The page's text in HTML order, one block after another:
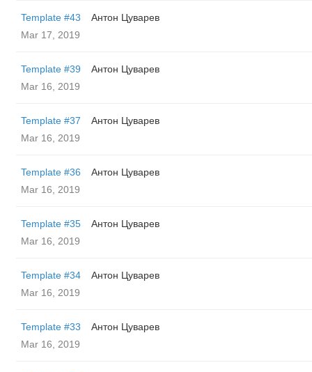
Template #43
Антон Цуварев
Mar 17, 2019
Template #39
Антон Цуварев
Mar 16, 2019
Template #37
Антон Цуварев
Mar 16, 2019
Template #36
Антон Цуварев
Mar 16, 2019
Template #35
Антон Цуварев
Mar 16, 2019
Template #34
Антон Цуварев
Mar 16, 2019
Template #33
Антон Цуварев
Mar 16, 2019